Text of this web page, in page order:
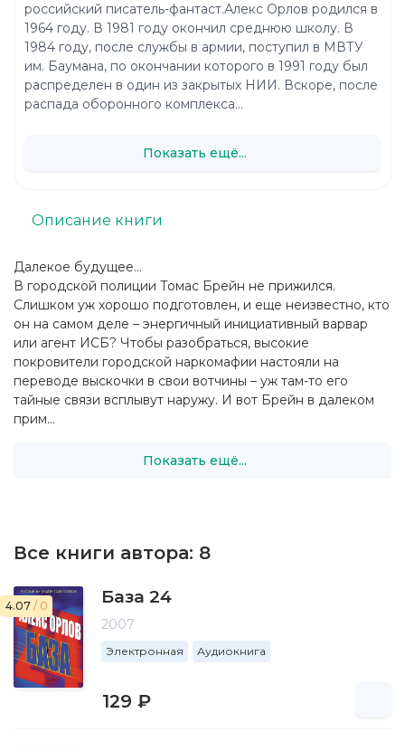
Далекое будущее…
В городской полиции Томас Брейн не прижился.
Слишком уж хорошо подготовлен, и еще неизвестно, кто
он на самом деле – энергичный инициативный варвар
или агент ИСБ? Чтобы разобраться, высокие
покровители городской наркомафии настояли на
переводе выскочки в свои вотчины – уж там-то его
тайные связи всплывут наружу. И вот Брейн в далеком
прим...
Показать ещё...
Описание книги
Все книги автора: 8
4.07 / 0 База 24
2007
Электронная Аудиокнига
129 ₽
российский писатель-фантаст.Алекс Орлов родился в
1964 году. В 1981 году окончил среднюю школу. В
1984 году, после службы в армии, поступил в МВТУ
им. Баумана, по окончании которого в 1991 году был
распределен в один из закрытых НИИ. Вскоре, после
распада оборонного комплекса...
Показать ещё...